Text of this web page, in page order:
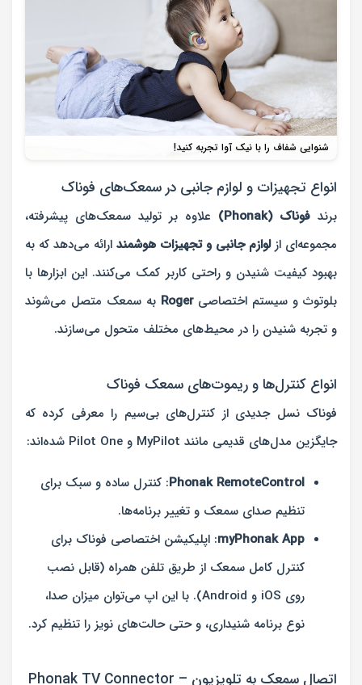
شنوایی شفاف را با نیک آوا تجربه کنید!
انواع تجهیزات و لوازم جانبی در سمعک‌های فوناک
برند فوناک (Phonak)
علاوه بر تولید سمعک‌های پیشرفته،
مجموعه‌ای ازلوازم جانبی و تجهیزات هوشمندارائه می‌دهد که به
بهبود کیفیت شنیدن و راحتی کاربر کمک می‌کنند. این ابزارها با
بلوتوث و سیستم اختصاصیRoger به سمعک متصل می‌شوند
و تجربه شنیدن را در محیط‌های مختلف متحول می‌سازند.
انواع کنترل‌ها و ریموت‌های سمعک فوناک
فوناک نسل جدیدی از کنترل‌های بی‌سیم را معرفی کرده که
جایگزین مدل‌های قدیمی مانند MyPilot و Pilot One شده‌اند:
Phonak RemoteControl: کنترل ساده و سبک برای
تنظیم صدای سمعک و تغییر برنامه‌ها.
myPhonak App: اپلیکیشن اختصاصی فوناک برای
کنترل کامل سمعک از طریق تلفن همراه (قابل نصب
روی iOS و Android). با این اپ می‌توان میزان صدا،
نوع برنامه شنیداری، و حتی حالت‌های نویز را تنظیم کرد.
اتصال سمعک به تلویزیون – Phonak TV Connector